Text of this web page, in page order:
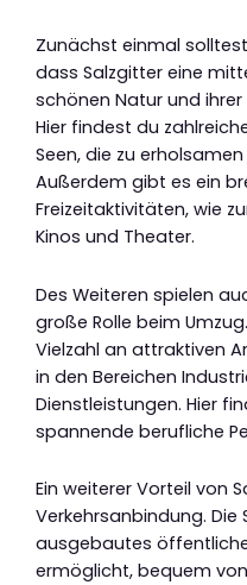
Zunächst einmal
dass Salzgitter eine
schönen Natur und
Hier findest du
Seen, die zu
Außerdem gibt es ein
Freizeitaktivitäten, wie
Kinos und Theater.
Des Weiteren spielen
große Rolle beim
Vielzahl an attraktiven
in den Bereichen
Dienstleistungen. Hier
spannende berufliche
Ein weiterer Vorteil von
Verkehrsanbindung.
ausgebautes
ermöglicht, bequem